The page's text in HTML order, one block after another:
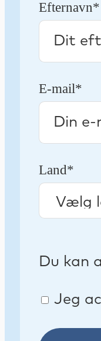
Efternavn*
E-mail*
Land*
Du kan
Jeg